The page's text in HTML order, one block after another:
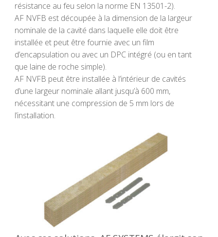
résistance au feu selon la norme EN 13501-2).
AF NVFB est découpée à la dimension de la largeur
nominale de la cavité dans laquelle elle doit être
installée et peut être fournie avec un film
d’encapsulation ou avec un DPC intégré (ou en tant
que laine de roche simple).
AF NVFB peut être installée à l’intérieur de cavités
d’une largeur nominale allant jusqu’à 600 mm,
nécessitant une compression de 5 mm lors de
l’installation.